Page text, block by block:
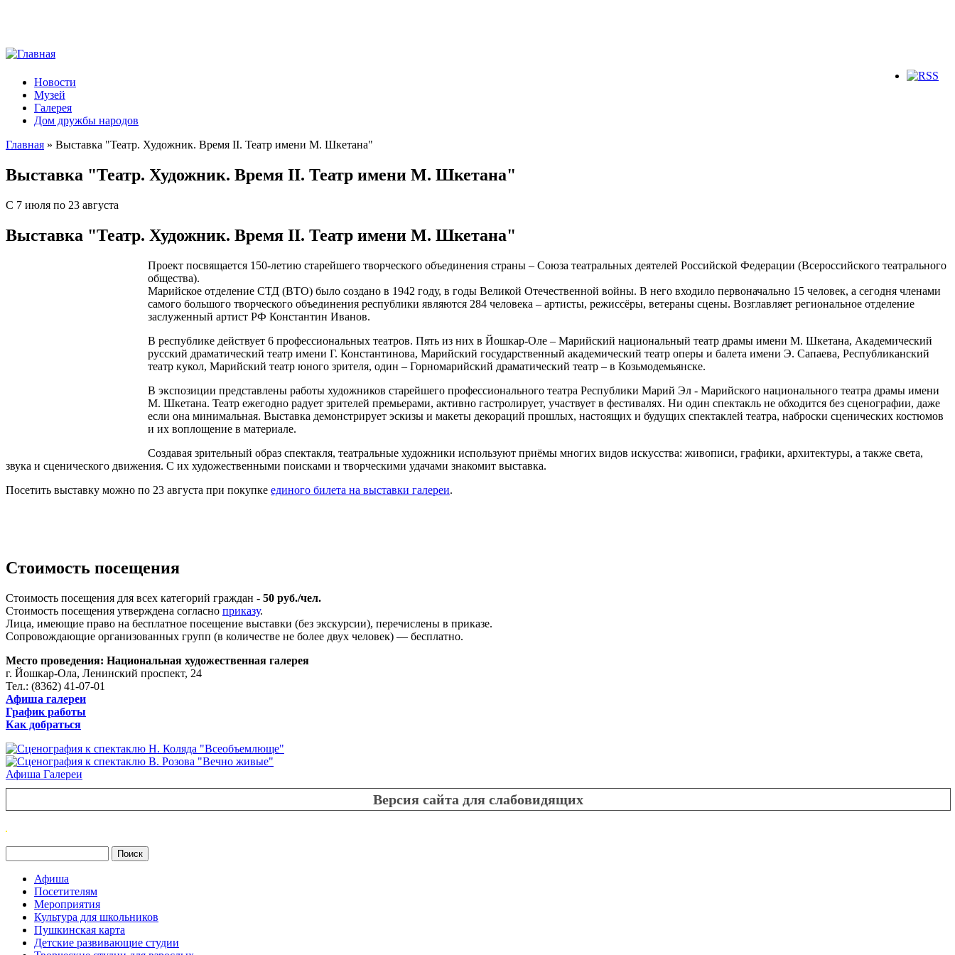
Новости
Музей
Галерея
Дом дружбы народов
Главная » Выставка "Театр. Художник. Время II. Театр имени М. Шкетана"
Выставка "Театр. Художник. Время II. Театр имени М. Шкетана"
С 7 июля по 23 августа
Выставка "Театр. Художник. Время II. Театр имени М. Шкетана"
Проект посвящается 150-летию старейшего творческого объединения страны – Союза театральных деятелей Российской Федерации (Всероссийского театрального
общества).
Марийское отделение СТД (ВТО) было создано в 1942 году, в годы Великой Отечественной войны. В него входило первоначально 15 человек, а сегодня членами
самого большого творческого объединения республики являются 284 человека – артисты, режиссёры, ветераны сцены. Возглавляет региональное отделение
заслуженный артист РФ Константин Иванов.
В республике действует 6 профессиональных театров. Пять из них в Йошкар-Оле – Марийский национальный театр драмы имени М. Шкетана, Академический
русский драматический театр имени Г. Константинова, Марийский государственный академический театр оперы и балета имени Э. Сапаева, Республиканский
театр кукол, Марийский театр юного зрителя, один – Горномарийский драматический театр – в Козьмодемьянске.
В экспозиции представлены работы художников старейшего профессионального театра Республики Марий Эл - Марийского национального театра драмы имени
М. Шкетана. Театр ежегодно радует зрителей премьерами, активно гастролирует, участвует в фестивалях. Ни один спектакль не обходится без сценографии, даже
если она минимальная. Выставка демонстрирует эскизы и макеты декораций прошлых, настоящих и будущих спектаклей театра, наброски сценических костюмов
и их воплощение в материале.
Создавая зрительный образ спектакля, театральные художники используют приёмы многих видов искусства: живописи, графики, архитектуры, а также света,
звука и сценического движения. С их художественными поисками и творческими удачами знакомит выставка.
Посетить выставку можно по 23 августа при покупке единого билета на выставки галереи.
Стоимость посещения
Стоимость посещения для всех категорий граждан - 50 руб./чел.
Стоимость посещения утверждена согласно приказу.
Лица, имеющие право на бесплатное посещение выставки (без экскурсии), перечислены в приказе.
Сопровождающие организованных групп (в количестве не более двух человек) — бесплатно.
Место проведения: Национальная художественная галерея
г. Йошкар-Ола, Ленинский проспект, 24
Тел.: (8362) 41-07-01
Афиша галереи
График работы
Как добраться
Афиша Галереи
Версия сайта для слабовидящих
Форма поиска
Афиша
Посетителям
Мероприятия
Культура для школьников
Пушкинская карта
Детские развивающие студии